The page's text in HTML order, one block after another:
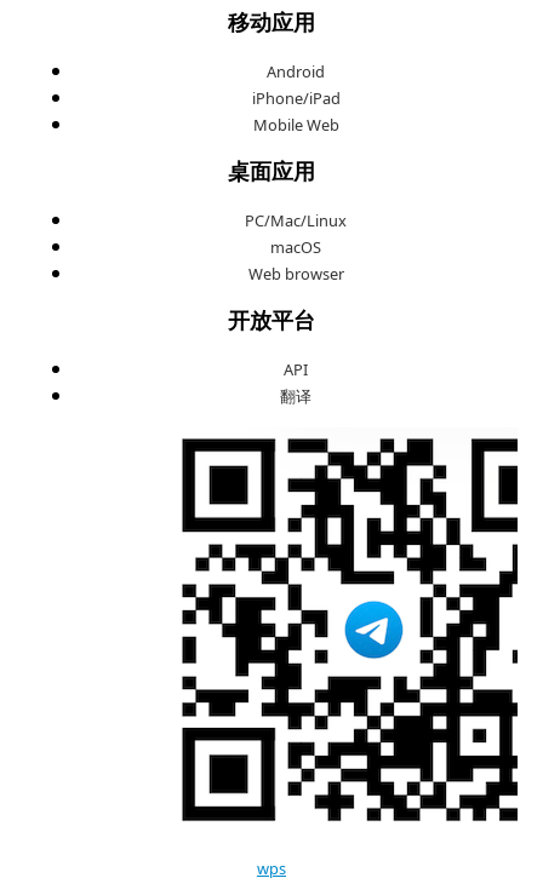
移动应用
Android
iPhone/iPad
Mobile Web
桌面应用
PC/Mac/Linux
macOS
Web browser
开放平台
API
翻译
wps